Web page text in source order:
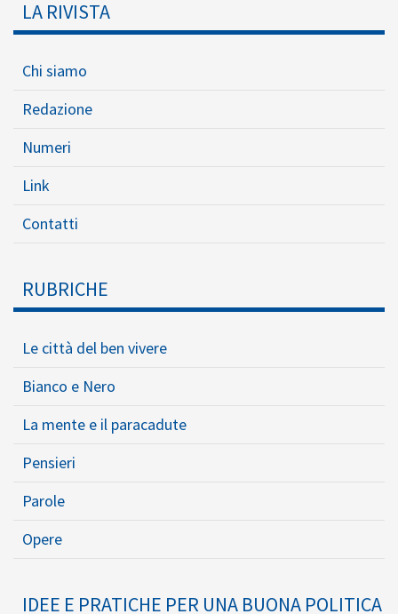
LA RIVISTA
Chi siamo
Redazione
Numeri
Link
Contatti
RUBRICHE
Le città del ben vivere
Bianco e Nero
La mente e il paracadute
Pensieri
Parole
Opere
IDEE E PRATICHE PER UNA BUONA POLITICA